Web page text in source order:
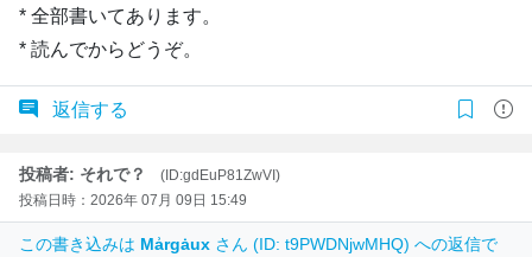
* 全部書いてあります。
* 読んでからどうぞ。
返信する
投稿者: それで？
(ID:gdEuP81ZwVI)
投稿日時：2026年 07月 09日 15:49
この書き込みは Mẚrgȧux さん (ID: t9PWDNjwMHQ) への返信で